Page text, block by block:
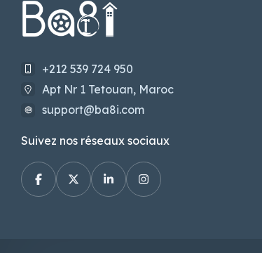
+212 539 724 950
Apt Nr 1 Tetouan, Maroc
support@ba8i.com
Suivez nos réseaux sociaux